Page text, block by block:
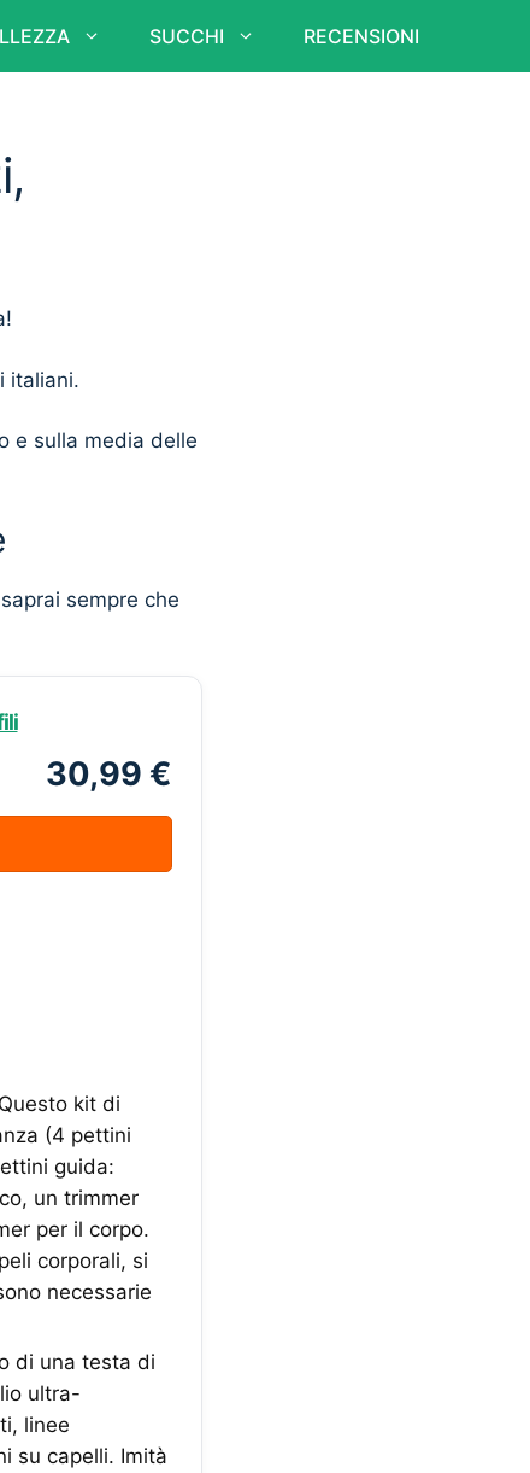
SUCCHI RECENSIONI
italiani.
e sulla media delle
sempre che
30,99 €
kit di
(4 pettini
guida:
un trimmer
per il corpo.
corporali, si
necessarie
di una testa di
ultra-
linee
su capelli. Imità